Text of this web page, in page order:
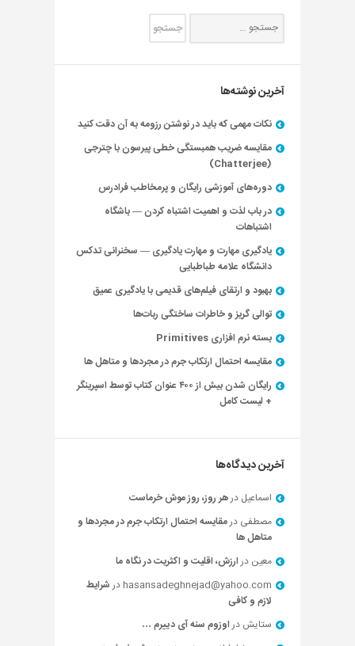
آخرین نوشته‌ها
نکات مهمی که باید در نوشتن رزومه به آن دقت کنید
مقایسه ضریب همبستگی خطی پیرسون با چترجی
(Chatterjee)
دوره‌های آموزشی رایگان و پرمخاطب فرادرس
در باب لذت و اهمیت اشتباه کردن — باشگاه
اشتباهات
یادگیری مهارت و مهارت یادگیری — سخنرانی تدکس
دانشگاه علامه طباطبایی
بهبود و ارتقای فیلم‌های قدیمی با یادگیری عمیق
توالی گریز و خاطرات ساختگی ربات‌ها
بسته نرم افزاری Primitives
مقایسه احتمال ارتکاب جرم در مجردها و متاهل ها
رایگان شدن بیش از ۴۰۰ عنوان کتاب توسط اسپرینگر
+ لیست کامل
آخرین دیدگاه‌ها
اسماعیل درهر روز، روز موش خرماست
مصطفی درمقایسه احتمال ارتکاب جرم در مجردها و
متاهل ها
معین درارزش، اقلیت و اکثریت در نگاه ما
hasansadeghnejad@yahoo.com درشرایط
لازم و کافی
ستایش دراوزوم سنه آی دییرم …